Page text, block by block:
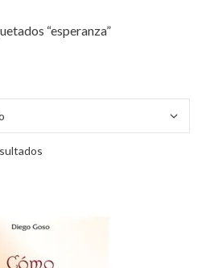
“esperanza”